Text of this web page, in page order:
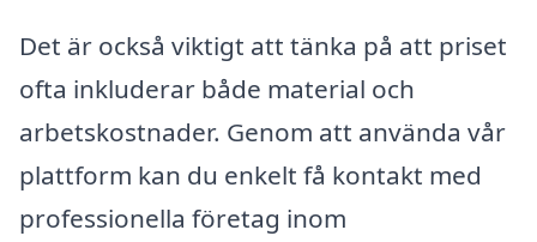
Det är också viktigt att tänka på att priset
ofta inkluderar både material och
arbetskostnader. Genom att använda vår
plattform kan du enkelt få kontakt med
professionella företag inom